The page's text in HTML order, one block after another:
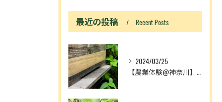
最近の投稿 Recent Posts
2024/03/25